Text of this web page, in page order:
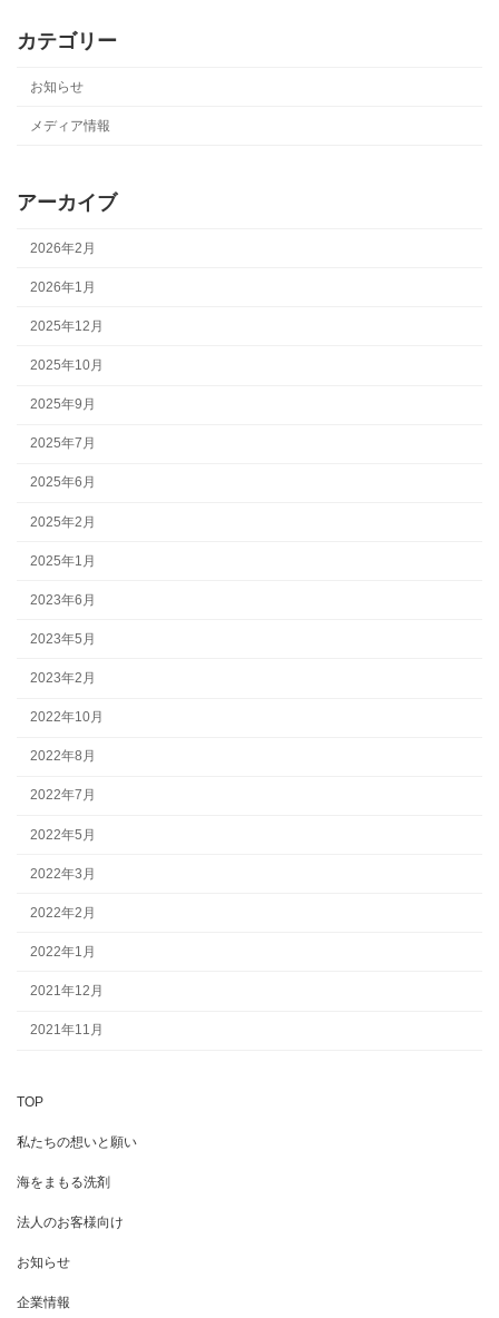
カテゴリー
お知らせ
メディア情報
アーカイブ
2026年2月
2026年1月
2025年12月
2025年10月
2025年9月
2025年7月
2025年6月
2025年2月
2025年1月
2023年6月
2023年5月
2023年2月
2022年10月
2022年8月
2022年7月
2022年5月
2022年3月
2022年2月
2022年1月
2021年12月
2021年11月
TOP
私たちの想いと願い
海をまもる洗剤
法人のお客様向け
お知らせ
企業情報